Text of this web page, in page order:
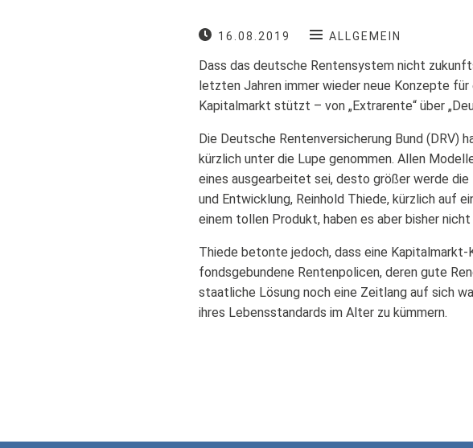
16.08.2019 ALLGEMEIN
Dass das deutsche Rentensystem nicht
letzten Jahren immer wieder neue Konzepte
Kapitalmarkt stützt – von „Extrarente“ über
Die Deutsche Rentenversicherung Bund
kürzlich unter die Lupe genommen. Allen
eines ausgearbeitet sei, desto größer werde
und Entwicklung, Reinhold Thiede, kürzlich auf
einem tollen Produkt, haben es aber bisher nicht
Thiede betonte jedoch, dass eine
fondsgebundene Rentenpolicen, deren gute
staatliche Lösung noch eine Zeitlang auf sich
ihres Lebensstandards im Alter zu kümmern.